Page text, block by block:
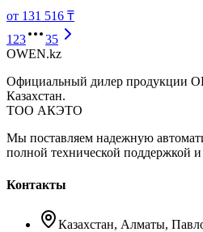
от 131 516 ₸
1 23
35
OWEN.kz
Официальный дилер продукции
Казахстан.
ТОО АКЭТО
Мы поставляем надежную
полной технической поддержкой и
Контакты
Казахстан, Алматы,